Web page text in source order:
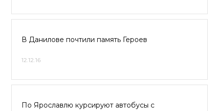
В Данилове почтили память Героев
12.12.16
По Ярославлю курсируют автобусы с